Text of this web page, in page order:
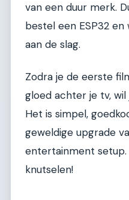
van een duur merk.
bestel een ESP32
aan de slag.
Zodra je de eerste
gloed achter je tv,
Het is simpel,
geweldige upgrade
entertainment
knutselen!